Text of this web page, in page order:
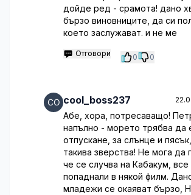
дойде ред - срамота! дано
бързо виновниците, да си
което заслужават. и не ме
Отговори 0 0
cool_boss237
Абе, хора, потресаващо!
напълно - морето трябва да
отпускане, за слънце и
такива зверства! Не мога да
че се случва на Кабакум,
попаднали в някой филм.
младежи се окаяват бързо,